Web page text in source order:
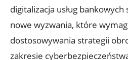
digitalizacja usług
nowe wyzwania, które​
dostosowywania strategii
⁣zakresie